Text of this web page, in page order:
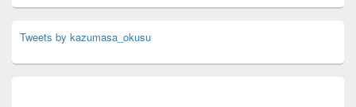
Tweets by kazumasa_okusu